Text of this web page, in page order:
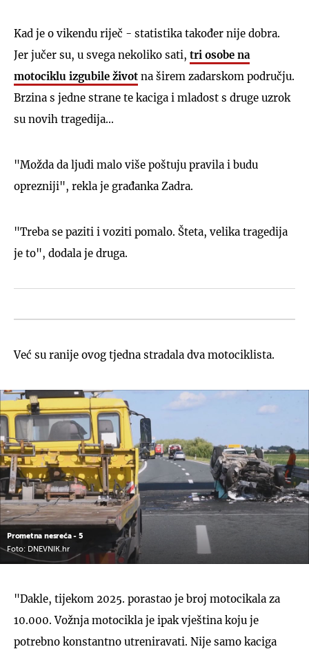
Kad je o vikendu riječ - statistika također nije dobra.
Jer jučer su, u svega nekoliko sati, tri osobe na
motociklu izgubile život na širem zadarskom području.
Brzina s jedne strane te kaciga i mladost s druge uzrok
su novih tragedija...
"Možda da ljudi malo više poštuju pravila i budu
oprezniji", rekla je građanka Zadra.
"Treba se paziti i voziti pomalo. Šteta, velika tragedija
je to", dodala je druga.
Već su ranije ovog tjedna stradala dva motociklista.
Prometna nesreća - 5
Foto: DNEVNIK.hr
"Dakle, tijekom 2025. porastao je broj motocikala za
10.000. Vožnja motocikla je ipak vještina koju je
potrebno konstantno utreniravati. Nije samo kaciga